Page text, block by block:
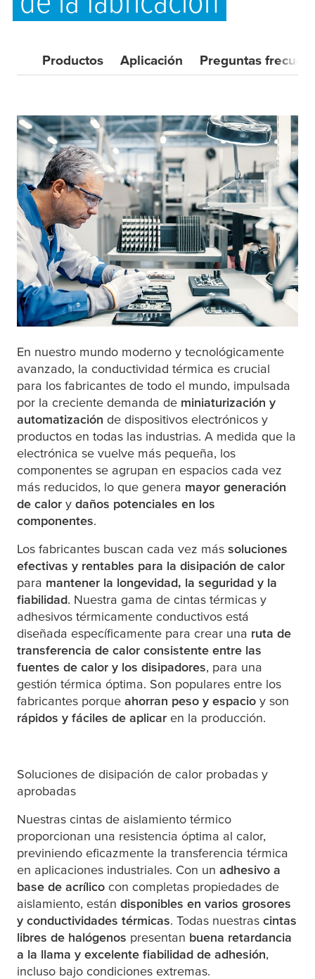
Productos Aplicación Preguntas
En nuestro mundo moderno y tecnológicamente
avanzado, la conductividad térmica es crucial
para los fabricantes de todo el mundo, impulsada
por la creciente demanda de miniaturización y
automatización de dispositivos electrónicos y
productos en todas las industrias. A medida que la
electrónica se vuelve más pequeña, los
componentes se agrupan en espacios cada vez
más reducidos, lo que genera mayor generación
de calor y daños potenciales en los
componentes.
Los fabricantes buscan cada vez más soluciones
efectivas y rentables para la disipación de calor
para mantener la longevidad, la seguridad y la
fiabilidad. Nuestra gama de cintas térmicas y
adhesivos térmicamente conductivos está
diseñada específicamente para crear una ruta de
transferencia de calor consistente entre las
fuentes de calor y los disipadores, para una
gestión térmica óptima. Son populares entre los
fabricantes porque ahorran peso y espacio y son
rápidos y fáciles de aplicar en la producción.
Soluciones de disipación de calor probadas y
aprobadas
Nuestras cintas de aislamiento térmico
proporcionan una resistencia óptima al calor,
previniendo eficazmente la transferencia térmica
en aplicaciones industriales. Con un adhesivo a
base de acrílico con completas propiedades de
aislamiento, están disponibles en varios grosores
y conductividades térmicas. Todas nuestras cintas
libres de halógenos presentan buena retardancia
a la llama y excelente fiabilidad de adhesión,
incluso bajo condiciones extremas.